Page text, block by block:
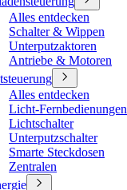
Alles entdecken
Schalter & Wippen
Unterputzaktoren
Antriebe & Motoren
Alles entdecken
Licht-Fernbedienungen
Lichtschalter
Unterputzschalter
Smarte Steckdosen
Zentralen